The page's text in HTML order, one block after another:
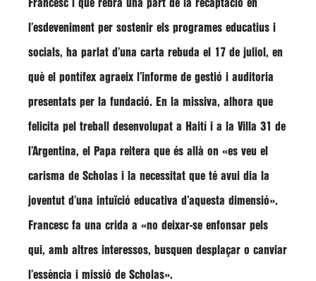
Francesc i que rebrà una part de la recaptació en
l’esdeveniment per sostenir els programes educatius i
socials, ha parlat d’una carta rebuda el 17 de juliol, en
què el pontífex agraeix l’informe de gestió i auditoria
presentats per la fundació. En la missiva, alhora que
felicita pel treball desenvolupat a Haití i a la Villa 31 de
l’Argentina, el Papa reitera que és allà on «es veu el
carisma de Scholas i la necessitat que té avui dia la
joventut d’una intuïció educativa d’aquesta dimensió».
Francesc fa una crida a «no deixar-se enfonsar pels
qui, amb altres interessos, busquen desplaçar o canviar
l’essència i missió de Scholas».